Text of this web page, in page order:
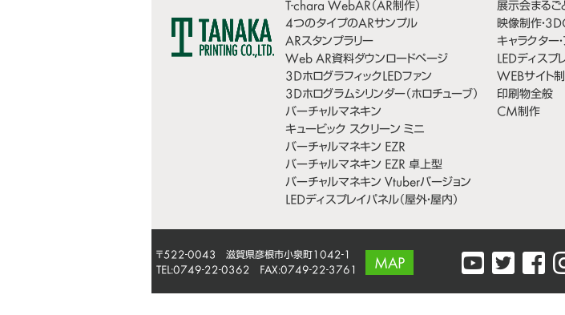
T-chara WebAR（AR制作）
4つのタイプのARサンプル
ARスタンプラリー
Web AR資料ダウンロードページ
3DホログラフィックLEDファン
3Dホログラムシリンダー（ホロチューブ）
バーチャルマネキン
キュービック スクリーン ミニ
バーチャルマネキン EZR
バーチャルマネキン EZR 卓上型
バーチャルマネキン Vtuberバージョン
LEDディスプレイパネル（屋外・屋内）
展示会まるご
映像制作・
キャラクター
LEDディスプ
WEBサイト
印刷物全般
CM制作
〒522-0043 滋賀県彦根市小泉町1042-1
TEL:0749-22-0362 FAX:0749-22-3761
MAP